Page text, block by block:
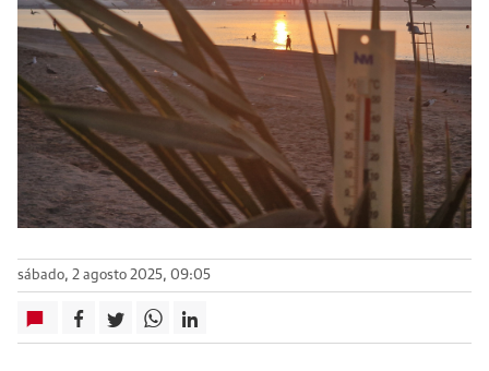
sábado, 2 agosto 2025, 09:05